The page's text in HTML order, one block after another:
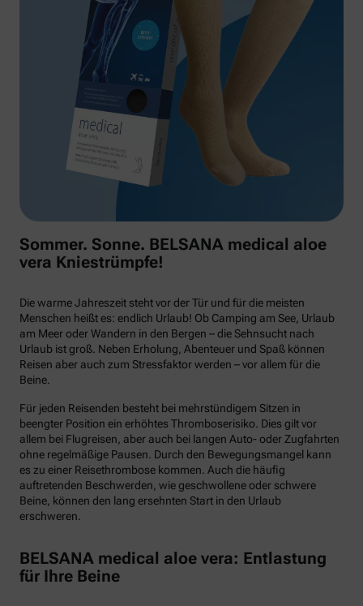
Sommer. Sonne. BELSANA medical aloe
vera Kniestrümpfe!
Die warme Jahreszeit steht vor der Tür und für die meisten
Menschen heißt es: endlich Urlaub! Ob Camping am See, Urlaub
am Meer oder Wandern in den Bergen – die Sehnsucht nach
Urlaub ist groß. Neben Erholung, Abenteuer und Spaß können
Reisen aber auch zum Stressfaktor werden – vor allem für die
Beine.
Für jeden Reisenden besteht bei mehrstündigem Sitzen in
beengter Position ein erhöhtes Thromboserisiko. Dies gilt vor
allem bei Flugreisen, aber auch bei langen Auto- oder Zugfahrten
ohne regelmäßige Pausen. Durch den Bewegungsmangel kann
es zu einer Reisethrombose kommen. Auch die häufig
auftretenden Beschwerden, wie geschwollene oder schwere
Beine, können den lang ersehnten Start in den Urlaub
erschweren.
BELSANA medical aloe vera: Entlastung
für Ihre Beine